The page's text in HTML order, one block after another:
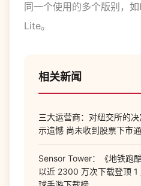
同一个使用的多个版别，
Lite。
相关新闻
三大运营商：对纽交所的决
示遗憾 尚未收到股票下市
Sensor Tower：《地铁跑酷
以近 2300 万次下载登顶 1